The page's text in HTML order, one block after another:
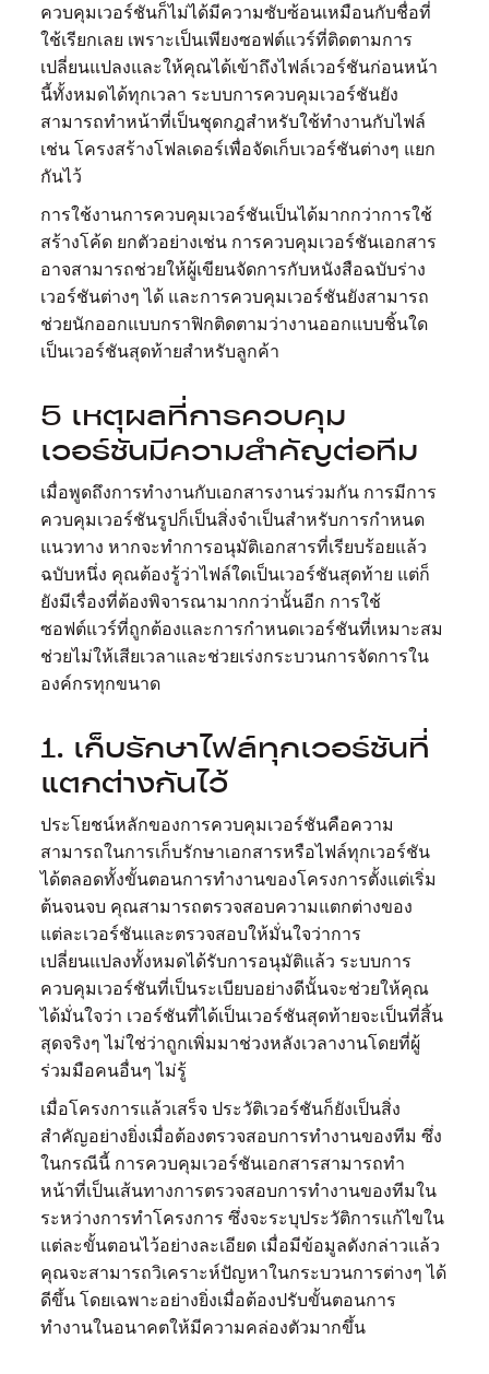
ควบคุมเวอร์ชันก็ไม่ได้มีความซับซ้อนเหมือนกับชื่อที่
ใช้เรียกเลย เพราะเป็นเพียงซอฟต์แวร์ที่ติดตามการ
เปลี่ยนแปลงและให้คุณได้เข้าถึงไฟล์เวอร์ชันก่อนหน้า
นี้ทั้งหมดได้ทุกเวลา ระบบการควบคุมเวอร์ชันยัง
สามารถทำหน้าที่เป็นชุดกฎสำหรับใช้ทำงานกับไฟล์
เช่น โครงสร้างโฟลเดอร์เพื่อจัดเก็บเวอร์ชันต่างๆ แยก
กันไว้
การใช้งานการควบคุมเวอร์ชันเป็นได้มากกว่าการใช้
สร้างโค้ด ยกตัวอย่างเช่น การควบคุมเวอร์ชันเอกสาร
อาจสามารถช่วยให้ผู้เขียนจัดการกับหนังสือฉบับร่าง
เวอร์ชันต่างๆ ได้ และการควบคุมเวอร์ชันยังสามารถ
ช่วยนักออกแบบกราฟิกติดตามว่างานออกแบบชิ้นใด
เป็นเวอร์ชันสุดท้ายสำหรับลูกค้า
5 เหตุผลที่การควบคุม
เวอร์ชันมีความสำคัญต่อทีม
เมื่อพูดถึงการทำงานกับเอกสารงานร่วมกัน การมีการ
ควบคุมเวอร์ชันรูปก็เป็นสิ่งจำเป็นสำหรับการกำหนด
แนวทาง หากจะทำการอนุมัติเอกสารที่เรียบร้อยแล้ว
ฉบับหนึ่ง คุณต้องรู้ว่าไฟล์ใดเป็นเวอร์ชันสุดท้าย แต่ก็
ยังมีเรื่องที่ต้องพิจารณามากกว่านั้นอีก การใช้
ซอฟต์แวร์ที่ถูกต้องและการกำหนดเวอร์ชันที่เหมาะสม
ช่วยไม่ให้เสียเวลาและช่วยเร่งกระบวนการจัดการใน
องค์กรทุกขนาด
1. เก็บรักษาไฟล์ทุกเวอร์ชันที่
แตกต่างกันไว้
ประโยชน์หลักของการควบคุมเวอร์ชันคือความ
สามารถในการเก็บรักษาเอกสารหรือไฟล์ทุกเวอร์ชัน
ได้ตลอดทั้งขั้นตอนการทำงานของโครงการตั้งแต่เริ่ม
ต้นจนจบ คุณสามารถตรวจสอบความแตกต่างของ
แต่ละเวอร์ชันและตรวจสอบให้มั่นใจว่าการ
เปลี่ยนแปลงทั้งหมดได้รับการอนุมัติแล้ว ระบบการ
ควบคุมเวอร์ชันที่เป็นระเบียบอย่างดีนั้นจะช่วยให้คุณ
ได้มั่นใจว่า เวอร์ชันที่ได้เป็นเวอร์ชันสุดท้ายจะเป็นที่สิ้น
สุดจริงๆ ไม่ใช่ว่าถูกเพิ่มมาช่วงหลังเวลางานโดยที่ผู้
ร่วมมือคนอื่นๆ ไม่รู้
เมื่อโครงการแล้วเสร็จ ประวัติเวอร์ชันก็ยังเป็นสิ่ง
สำคัญอย่างยิ่งเมื่อต้องตรวจสอบการทำงานของทีม ซึ่ง
ในกรณีนี้ การควบคุมเวอร์ชันเอกสารสามารถทำ
หน้าที่เป็นเส้นทางการตรวจสอบการทำงานของทีมใน
ระหว่างการทำโครงการ ซึ่งจะระบุประวัติการแก้ไขใน
แต่ละขั้นตอนไว้อย่างละเอียด เมื่อมีข้อมูลดังกล่าวแล้ว
คุณจะสามารถวิเคราะห์ปัญหาในกระบวนการต่างๆ ได้
ดีขึ้น โดยเฉพาะอย่างยิ่งเมื่อต้องปรับขั้นตอนการ
ทำงานในอนาคตให้มีความคล่องตัวมากขึ้น